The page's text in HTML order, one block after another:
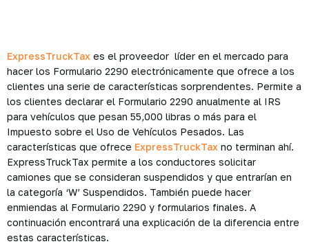
ExpressTruckTax es el proveedor líder en el mercado para
hacer los Formulario 2290 electrónicamente que ofrece a los
clientes una serie de características sorprendentes. Permite a
los clientes declarar el Formulario 2290 anualmente al IRS
para vehículos que pesan 55,000 libras o más para el
Impuesto sobre el Uso de Vehículos Pesados. Las
características que ofrece ExpressTruckTax no terminan ahí.
ExpressTruckTax permite a los conductores solicitar
camiones que se consideran suspendidos y que entrarían en
la categoría ‘W’ Suspendidos. También puede hacer
enmiendas al Formulario 2290 y formularios finales. A
continuación encontrará una explicación de la diferencia entre
estas características.